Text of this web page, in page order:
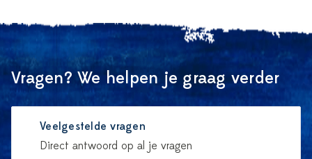
Vragen? We helpen je graag verder
Veelgestelde vragen
Direct antwoord op al je vragen